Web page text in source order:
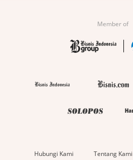
Member of
Hubungi Kami Tentang Kami